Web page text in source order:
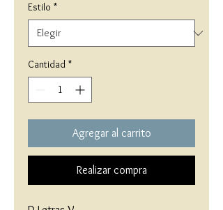
Estilo *
Cantidad *
Agregar al carrito
Realizar compra